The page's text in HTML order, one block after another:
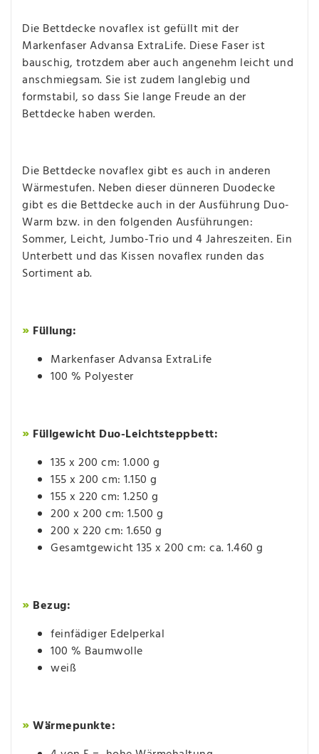
Die Bettdecke novaflex ist gefüllt mit der
Markenfaser Advansa ExtraLife. Diese Faser ist
bauschig, trotzdem aber auch angenehm leicht und
anschmiegsam. Sie ist zudem langlebig und
formstabil, so dass Sie lange Freude an der
Bettdecke haben werden.
Die Bettdecke novaflex gibt es auch in anderen
Wärmestufen. Neben dieser dünneren Duodecke
gibt es die Bettdecke auch in der Ausführung Duo-
Warm bzw. in den folgenden Ausführungen:
Sommer, Leicht, Jumbo-Trio und 4 Jahreszeiten. Ein
Unterbett und das Kissen novaflex runden das
Sortiment ab.
» Füllung:
Markenfaser Advansa ExtraLife
100 % Polyester
» Füllgewicht Duo-Leichtsteppbett:
135 x 200 cm: 1.000 g
155 x 200 cm: 1.150 g
155 x 220 cm: 1.250 g
200 x 200 cm: 1.500 g
200 x 220 cm: 1.650 g
Gesamtgewicht 135 x 200 cm: ca. 1.460 g
» Bezug:
feinfädiger Edelperkal
100 % Baumwolle
weiß
»Wärmepunkte: